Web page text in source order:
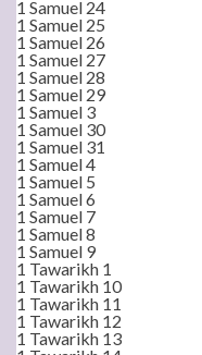
1 Samuel 24
1 Samuel 25
1 Samuel 26
1 Samuel 27
1 Samuel 28
1 Samuel 29
1 Samuel 3
1 Samuel 30
1 Samuel 31
1 Samuel 4
1 Samuel 5
1 Samuel 6
1 Samuel 7
1 Samuel 8
1 Samuel 9
1 Tawarikh 1
1 Tawarikh 10
1 Tawarikh 11
1 Tawarikh 12
1 Tawarikh 13